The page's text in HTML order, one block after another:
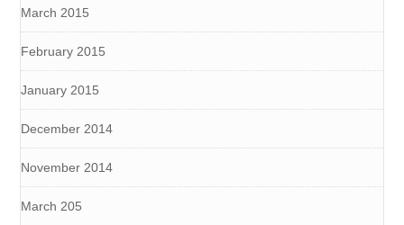
March 2015
February 2015
January 2015
December 2014
November 2014
March 205